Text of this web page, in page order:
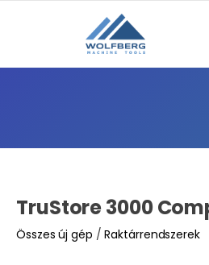
TruStore 3000
Összes új gép /Raktárrendszerek